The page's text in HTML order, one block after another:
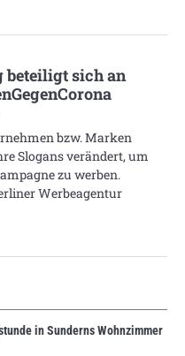
beteiligt sich an
bzw. Marken
Slogans verändert, um
zu werben.
Werbeagentur
in Sunderns Wohnzimmer